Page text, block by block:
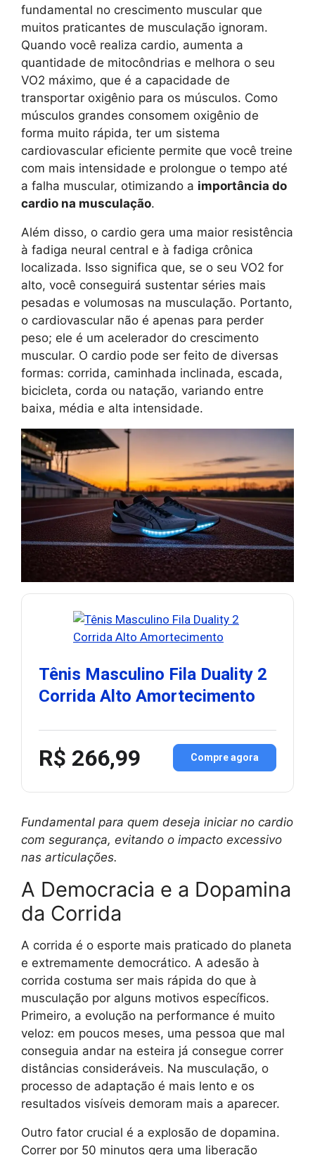
fundamental no crescimento muscular que
muitos praticantes de musculação ignoram.
Quando você realiza cardio, aumenta a
quantidade de mitocôndrias e melhora o seu
VO2 máximo, que é a capacidade de
transportar oxigênio para os músculos. Como
músculos grandes consomem oxigênio de
forma muito rápida, ter um sistema
cardiovascular eficiente permite que você treine
com mais intensidade e prolongue o tempo até
a falha muscular, otimizando a importância do
cardio na musculação.
Além disso, o cardio gera uma maior resistência
à fadiga neural central e à fadiga crônica
localizada. Isso significa que, se o seu VO2 for
alto, você conseguirá sustentar séries mais
pesadas e volumosas na musculação. Portanto,
o cardiovascular não é apenas para perder
peso; ele é um acelerador do crescimento
muscular. O cardio pode ser feito de diversas
formas: corrida, caminhada inclinada, escada,
bicicleta, corda ou natação, variando entre
baixa, média e alta intensidade.
Tênis Masculino Fila Duality 2
Corrida Alto Amortecimento
R$ 266,99 Compre agora
Fundamental para quem deseja iniciar no cardio
com segurança, evitando o impacto excessivo
nas articulações.
A Democracia e a Dopamina
da Corrida
A corrida é o esporte mais praticado do planeta
e extremamente democrático. A adesão à
corrida costuma ser mais rápida do que à
musculação por alguns motivos específicos.
Primeiro, a evolução na performance é muito
veloz: em poucos meses, uma pessoa que mal
conseguia andar na esteira já consegue correr
distâncias consideráveis. Na musculação, o
processo de adaptação é mais lento e os
resultados visíveis demoram mais a aparecer.
Outro fator crucial é a explosão de dopamina.
Correr por 50 minutos gera uma liberação